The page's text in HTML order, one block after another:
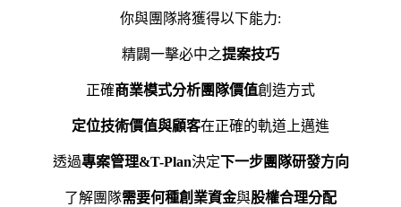
你與團隊將獲得以下能力:
精闢一擊必中之提案技巧
正確商業模式分析團隊價值創造方式
定位技術價值與顧客在正確的軌道上邁進
透過專案管理&T-Plan決定下一步團隊研發方向
了解團隊需要何種創業資金與股權合理分配